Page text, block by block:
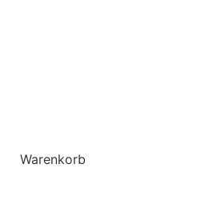
Warenkorb